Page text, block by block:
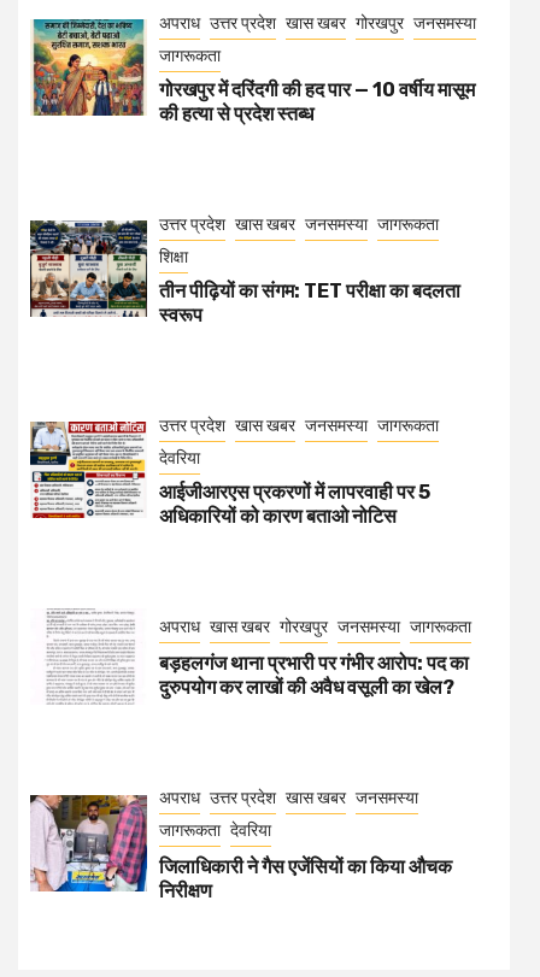
अपराध उत्तर प्रदेश खास खबर गोरखपुर जनसमस्या
जागरूकता
गोरखपुर में दरिंदगी की हद पार — 10 वर्षीय मासूम
की हत्या से प्रदेश स्तब्ध
उत्तर प्रदेश खास खबर जनसमस्या जागरूकता
शिक्षा
तीन पीढ़ियों का संगम: TET परीक्षा का बदलता
स्वरूप
उत्तर प्रदेश खास खबर जनसमस्या जागरूकता
देवरिया
आईजीआरएस प्रकरणों में लापरवाही पर 5
अधिकारियों को कारण बताओ नोटिस
अपराध खास खबर गोरखपुर जनसमस्या जागरूकता
बड़हलगंज थाना प्रभारी पर गंभीर आरोप: पद का
दुरुपयोग कर लाखों की अवैध वसूली का खेल?
अपराध उत्तर प्रदेश खास खबर जनसमस्या
जागरूकता देवरिया
जिलाधिकारी ने गैस एजेंसियों का किया औचक
निरीक्षण